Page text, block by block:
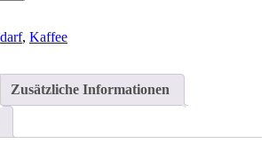
, Kaffee
Zusätzliche Informationen